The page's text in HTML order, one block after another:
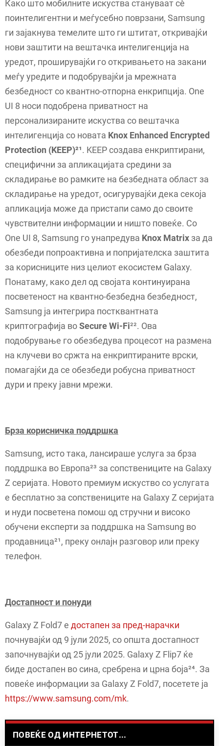
Како што мобилните искуства стануваат сè
поинтелигентни и меѓусебно поврзани, Samsung
ги зајакнува темелите што ги штитат, откривајќи
нови заштити на вештачка интелигенција на
уредот, проширувајќи го откривањето на закани
меѓу уредите и подобрувајќи ја мрежната
безбедност со квантно-отпорна енкрипција. One
UI 8 носи подобрена приватност на
персонализираните искуства со вештачка
интелигенција со новата Knox Enhanced Encrypted
Protection (KEEP)²¹. KEEP создава енкриптирани,
специфични за апликацијата средини за
складирање во рамките на безбедната област за
складирање на уредот, осигурувајќи дека секоја
апликација може да пристапи само до своите
чувствителни информации и ништо повеќе. Со
One UI 8, Samsung го унапредува Knox Matrix за да
обезбеди попроактивна и попријателска заштита
за корисниците низ целиот екосистем Galaxy.
Понатаму, како дел од својата континуирана
посветеност на квантно-безбедна безбедност,
Samsung ја интегрира постквантната
криптографија воSecure Wi-Fi²². Ова
подобрување го обезбедува процесот на размена
на клучеви во сржта на енкриптираните врски,
помагајќи да се обезбеди робусна приватност
дури и преку јавни мрежи.
Брза корисничка поддршка
Samsung, исто така, лансираше услуга за брза
поддршка во Европа²³ за сопствениците на Galaxy
Z серијата. Новото премиум искуство со услугата
е бесплатно за сопствениците на Galaxy Z серијата
и нуди посветена помош од стручни и високо
обучени експерти за поддршка на Samsung во
продавница²¹, преку онлајн разговор или преку
телефон.
Достапност и понуди
Galaxy Z Fold7 е достапен за пред-нарачки
почнувајќи од 9 јули 2025, со општа достапност
започнувајќи од 25 јули 2025. Galaxy Z Flip7 ќе
биде достапен во сина, сребрена и црна боја²⁴. За
повеќе информации за Galaxy Z Fold7, посетете ја
https://www.samsung.com/mk.
ПОВЕЌЕ ОД ИНТЕРНЕТОТ...